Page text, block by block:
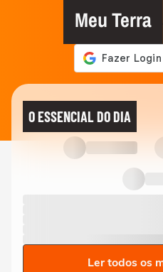
Meu Terra
O ESSENCIAL DO DIA
Ler todos os